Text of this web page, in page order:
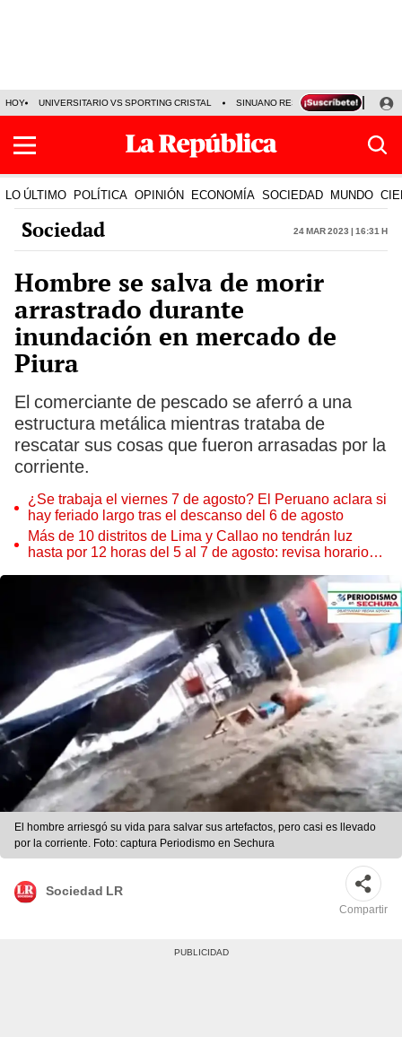
HOY UNIVERSITARIO VS SPORTING CRISTAL SINUANO RESULTADOS HOY
LO ÚLTIMO POLÍTICA OPINIÓN ECONOMÍA SOCIEDAD MUNDO
Sociedad 24 Mar 2023 | 16:31 h
Hombre se salva de morir
arrastrado durante
inundación en mercado de
Piura
El comerciante de pescado se aferró a una
estructura metálica mientras trataba de
rescatar sus cosas que fueron arrasadas por la
corriente.
¿Se trabaja el viernes 7 de agosto? El Peruano aclara si
hay feriado largo tras el descanso del 6 de agosto
Más de 10 distritos de Lima y Callao no tendrán luz
hasta por 12 horas del 5 al 7 de agosto: revisa horarios y
El hombre arriesgó su vida para salvar sus artefactos, pero casi es llevado
por la corriente. Foto: captura Periodismo en Sechura
Sociedad LR
Compartir